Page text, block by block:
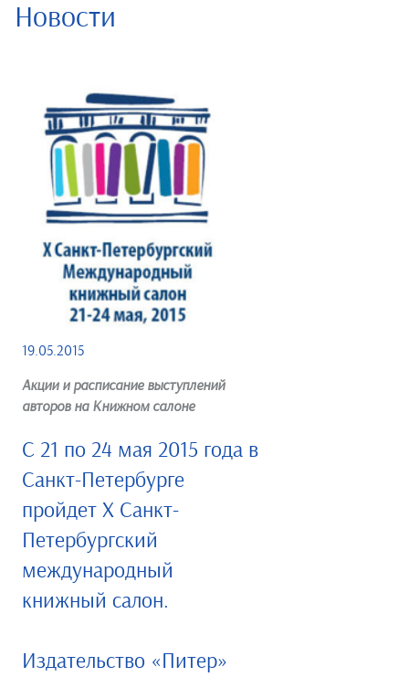
Новости
19.05.2015
Акции и расписание выступлений
авторов на Книжном салоне
С 21 по 24 мая 2015 года в
Санкт-Петербурге
пройдет X Санкт-
Петербургский
международный
книжный салон.
Издательство «Питер»